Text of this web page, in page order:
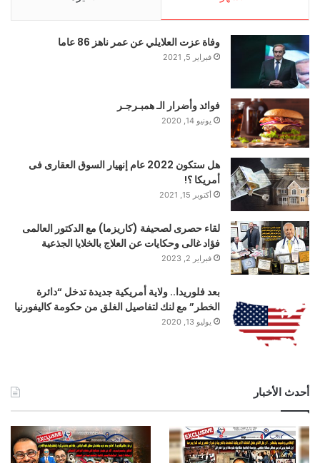
وفاة عزت العلايلي عن عمر ناهز 86 عاما
فبراير 5, 2021
فوائد وأضرار الـ همبـرجـر
يونيو 14, 2020
هل ستكون 2022 عام إنهيار السوق العقارى فى
أمريكا ؟!
أكتوبر 15, 2021
لقاء حصرى لصحيفة (كاريزما) مع الدكتور العالمى
فؤاد غالى وحكايات عن العلاج بالخلايا الجذعية
فبراير 2, 2023
بعد فلوريدا.. ولاية أمريكية جديدة تدخل “دائرة
الخطر” مع لنك لتفاصيل الغلق من حكومة كاليفورنيا
يوليو 13, 2020
أحدث الأخبار